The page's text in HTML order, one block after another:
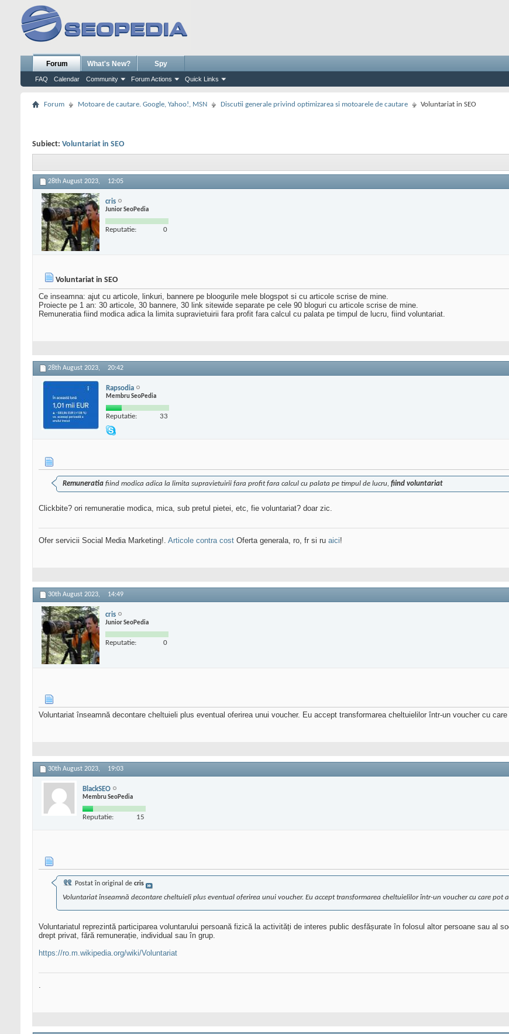
Forum
FAQ Calendar Community Forum Actions Quick Links
What's New? Spy
Forum Motoare de cautare. Google, Yahoo!, MSN Discutii generale privind optimizarea si motoarele de cautare Voluntariat in SEO
Subiect: Voluntariat in SEO
28th August 2023, 12:05
cris
Junior SeoPedia
Reputatie: 0
Voluntariat in SEO
Ce inseamna: ajut cu articole, linkuri, bannere pe bloogurile mele blogspot si cu articole scrise de mine.
Proiecte pe 1 an: 30 articole, 30 bannere, 30 link sitewide separate pe cele 90 bloguri cu articole scrise de mine.
Remuneratia fiind modica adica la limita supravietuirii fara profit fara calcul cu palata pe timpul de lucru, fiind voluntariat.
28th August 2023, 20:42
Rapsodia
Membru SeoPedia
Reputatie: 33
Remuneratia fiind modica adica la limita supravietuirii fara profit fara calcul cu palata pe timpul de lucru, fiind voluntariat
Clickbite? ori remuneratie modica, mica, sub pretul pietei, etc, fie voluntariat? doar zic.
Ofer servicii Social Media Marketing!. Articole contra cost Oferta generala, ro, fr si ru aici!
30th August 2023, 14:49
cris
Junior SeoPedia
Reputatie: 0
Voluntariat înseamnă decontare cheltuieli plus eventual oferirea unui voucher. Eu accept transformarea cheltuielilor într-un voucher cu
30th August 2023, 19:03
BlackSEO
Membru SeoPedia
Reputatie: 15
Postat în original de cris
Voluntariat înseamnă decontare cheltuieli plus eventual oferirea unui voucher. Eu accept transformarea cheltuielilor într-un voucher cu care pot
Voluntariatul reprezintă participarea voluntarului persoană fizică la activități de interes public desfășurate în folosul altor persoane sau al
drept privat, fără remunerație, individual sau în grup.
https://ro.m.wikipedia.org/wiki/Voluntariat
.